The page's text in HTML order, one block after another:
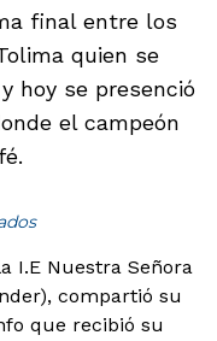
final entre los
quien se
hoy se presenció
el campeón
I.E Nuestra Señora
compartió su
que recibió su